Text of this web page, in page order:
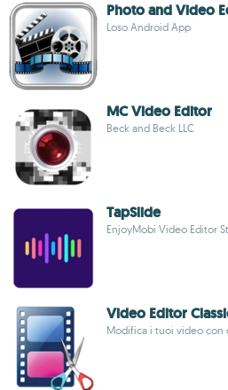
Photo and Video
Loso Android App
MC Video Editor
Beck and Beck LLC
TapSlide
EnjoyMobi Video Editor
Video Editor
Modifica i tuoi video con